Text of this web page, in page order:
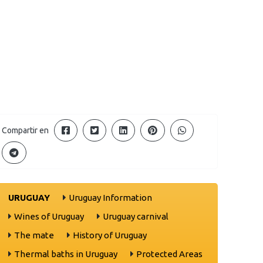
Compartir en
URUGUAY
Uruguay Information
Wines of Uruguay
Uruguay carnival
The mate
History of Uruguay
Thermal baths in Uruguay
Protected Areas